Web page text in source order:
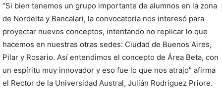
“Si bien tenemos un grupo importante de alumnos en la zona
de Nordelta y Bancalari, la convocatoria nos interesó para
proyectar nuevos conceptos, intentando no replicar lo que
hacemos en nuestras otras sedes: Ciudad de Buenos Aires,
Pilar y Rosario. Así entendimos el concepto de Área Beta, con
un espíritu muy innovador y eso fue lo que nos atrajo” afirma
el Rector de la Universidad Austral, Julián Rodríguez Priore.